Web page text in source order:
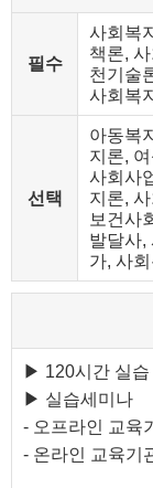
필수
사회복
책론,
천기술
사회복
선택
아동복
지론,
사회사
지론,
보건사
발달사,
가, 사
▶ 120시간 실습
▶ 실습세미나
- 오프라인 교육
- 온라인 교육기